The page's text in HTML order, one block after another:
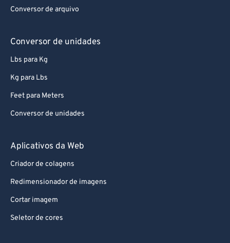
Conversor de arquivo
Conversor de unidades
Lbs para Kg
Kg para Lbs
Feet para Meters
Conversor de unidades
Aplicativos da Web
Criador de colagens
Redimensionador de imagens
Cortar imagem
Seletor de cores